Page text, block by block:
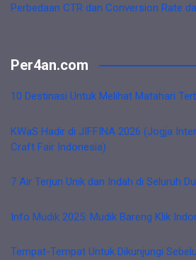
Perbedaan CTR dan Conversion Rate
Per4an.com
10 Destinasi Untuk Melihat Matahari
KWaS Hadir di JIFFINA 2026 (Jogja
Craft Fair Indonesia)
7 Air Terjun Unik dan Indah di Seluruh
Info Mudik 2025: Mudik Bareng Klik
Tempat-Tempat Untuk Dikunjungi